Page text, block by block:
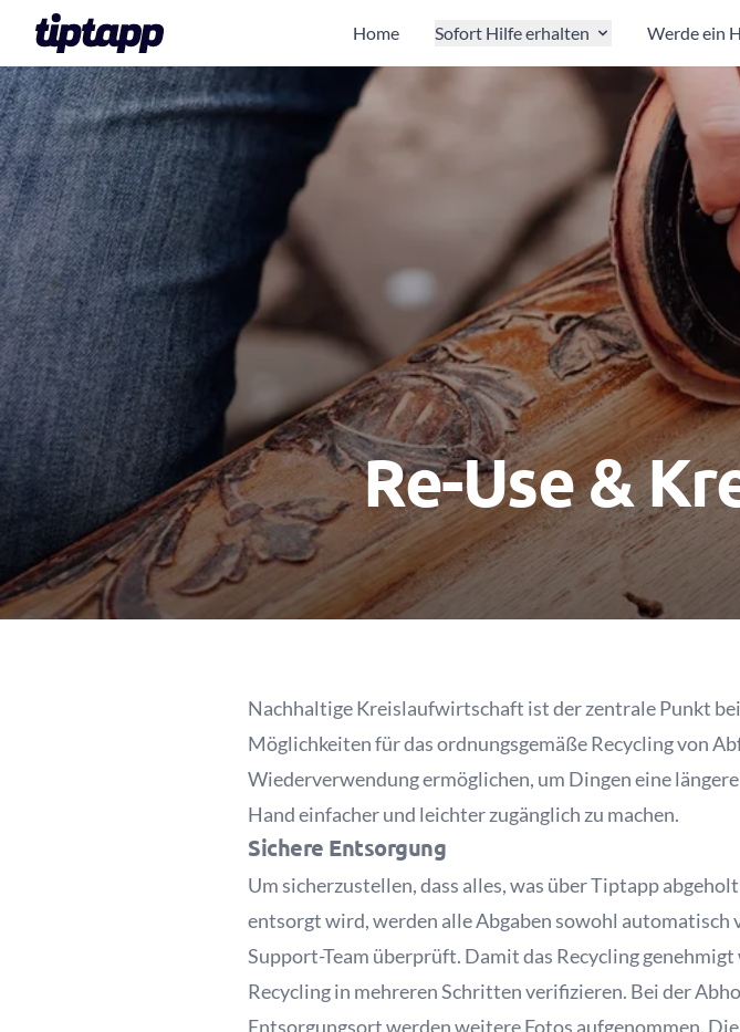
Home Sofort Hilfe erhalten Werde ein
Re-Use &
Nachhaltige Kreislaufwirtschaft ist der zentrale Punkt
Möglichkeiten für das ordnungsgemäße Recycling von
Wiederverwendung ermöglichen, um Dingen eine
Hand einfacher und leichter zugänglich zu machen.
Sichere Entsorgung
Um sicherzustellen, dass alles, was über Tiptapp
entsorgt wird, werden alle Abgaben sowohl automatisch
Support-Team überprüft. Damit das Recycling
Recycling in mehreren Schritten verifizieren. Bei der
Entsorgungsort werden weitere Fotos aufgenommen.